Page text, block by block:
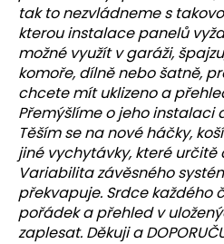
tak to nezvládneme s
kterou instalace panelů
možné využít v garáži,
komoře, dílně nebo šatně,
chcete mít uklizeno a
Přemýšlíme o jeho instalaci
Těším se na nové háčky,
jiné vychytávky, které
Variabilita závěsného
překvapuje. Srdce každého
pořádek a přehled v
zaplesat. Děkuji a